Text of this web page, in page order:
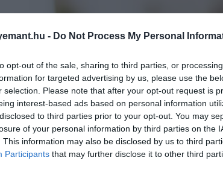
- Do Not Process My Personal
opt-out of the sale, sharing to third parties, or
for targeted advertising by us, please use the
selection. Please note that after your opt-out request is
interest-based ads based on personal information
to third parties prior to your opt-out. You may
of your personal information by third parties on the
This information may also be disclosed by us to third
Participants that may further disclose it to other third